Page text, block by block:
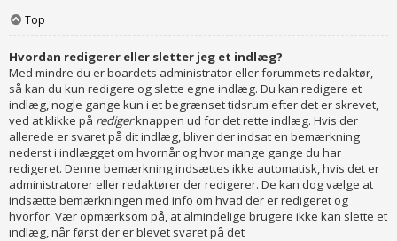
Top
Hvordan redigerer eller sletter jeg et indlæg?
Med mindre du er boardets administrator eller forummets redaktør,
så kan du kun redigere og slette egne indlæg. Du kan redigere et
indlæg, nogle gange kun i et begrænset tidsrum efter det er skrevet,
ved at klikke på redigerknappen ud for det rette indlæg. Hvis der
allerede er svaret på dit indlæg, bliver der indsat en bemærkning
nederst i indlægget om hvornår og hvor mange gange du har
redigeret. Denne bemærkning indsættes ikke automatisk, hvis det er
administratorer eller redaktører der redigerer. De kan dog vælge at
indsætte bemærkningen med info om hvad der er redigeret og
hvorfor. Vær opmærksom på, at almindelige brugere ikke kan slette et
indlæg, når først der er blevet svaret på det